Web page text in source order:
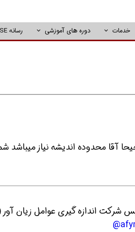
خدمات دوره های آموزشی رسانه HSE
پادکست Safety Cast
شرکت اندازه گیری عوامل زیان